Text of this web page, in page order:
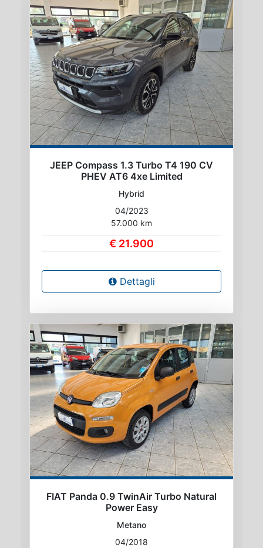
JEEP Compass 1.3 Turbo T4 190 CV
PHEV AT6 4xe Limited
Hybrid
04/2023
57.000 km
€ 21.900
Dettagli
FIAT Panda 0.9 TwinAir Turbo Natural
Power Easy
Metano
04/2018